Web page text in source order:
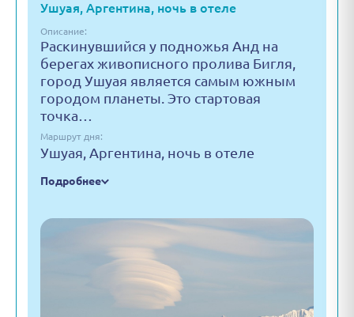
Ушуая, Аргентина, ночь в отеле
Описание:
Раскинувшийся у подножья Анд на
берегах живописного пролива Бигля,
город Ушуая является самым южным
городом планеты. Это стартовая
точка…
Маршрут дня:
Ушуая, Аргентина, ночь в отеле
Подробнее